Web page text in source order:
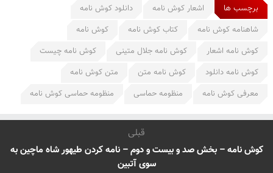
برچسب ها
اشعار کوش نامه
دانلود کوش نامه
شاهنامه کوش نامه
کتاب کوش نامه
کوش نامه
کوش نامه اشعار
کوش نامه جلال متینی
کوش نامه چیست
کوش نامه دانلود
کوش نامه متن
متن کوش نامه
معرفی کوش نامه
منظومه حماسی منظومه حماسی کوش نامه
قبلی
کوش نامه – بخش صد و بیست و دوم – نامه کردن طیهور شاه ماچین به
سوی آتبین